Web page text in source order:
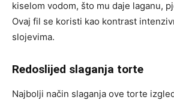
kiselom vodom, što mu daje laganu,
Ovaj fil se koristi kao kontrast
slojevima.
Redoslijed slaganja torte
Najbolji način slaganja ove torte